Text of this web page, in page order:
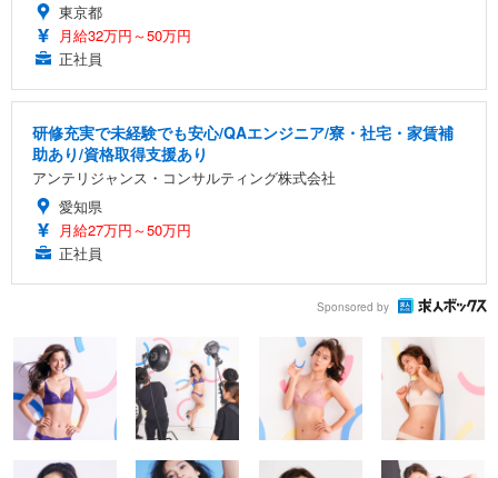
東京都
月給32万円～50万円
正社員
研修充実で未経験でも安心/QAエンジニア/寮・社宅・家賃補
助あり/資格取得支援あり
アンテリジャンス・コンサルティング株式会社
愛知県
月給27万円～50万円
正社員
Sponsored by